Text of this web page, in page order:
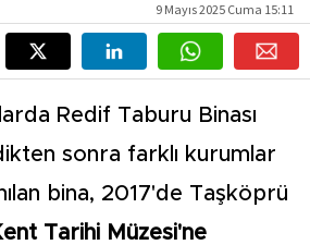
9 Mayıs 2025 Cuma 15:11
Redif Taburu Binası
sonra farklı kurumlar
bina, 2017'de Taşköprü
Tarihi Müzesi'ne